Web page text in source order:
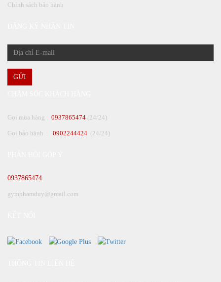
Chính sách bảo hành
GỬI
Gọi mua hàng : 0937865474 (24/24)
Gọi bảo hành : 0902244424 (24/24)
0937865474
gymphamduy@gmail.com